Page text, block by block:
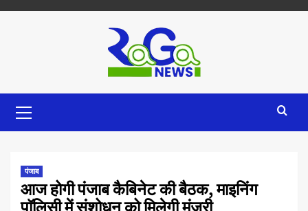
पंजाब
आज होगी पंजाब कैबिनेट की बैठक, माइनिंग